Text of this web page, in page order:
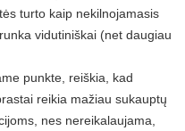
turto kaip nekilnojamasis
vidutiniškai (net daugiau
punkte, reiškia, kad
reikia mažiau sukauptų
nes nereikalaujama,